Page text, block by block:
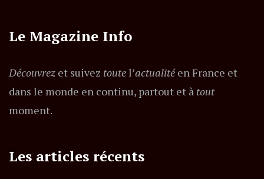
Le Magazine Info
Découvrez et suivez toutel’actualitéen France et
dans le monde en continu, partout et à tout
moment.
Les articles récents